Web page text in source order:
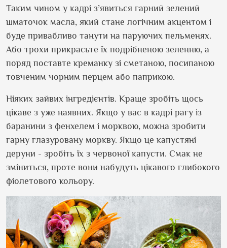
Таким чином у кадрі з’явиться гарний зелений
шматочок масла, який стане логічним акцентом і
буде привабливо танути на паруючих пельменях.
Або трохи прикрасьте їх подрібненою зеленню, а
поряд поставте креманку зі сметаною, посипаною
товченим чорним перцем або паприкою.
Ніяких зайвих інгредієнтів. Краще зробіть щось
цікаве з уже наявних. Якщо у вас в кадрі рагу із
баранини з фенхелем і морквою, можна зробити
гарну глазуровану моркву. Якщо це капустяні
деруни - зробіть їх з червоної капусти. Смак не
зміниться, проте вони набудуть цікавого глибокого
фіолетового кольору.